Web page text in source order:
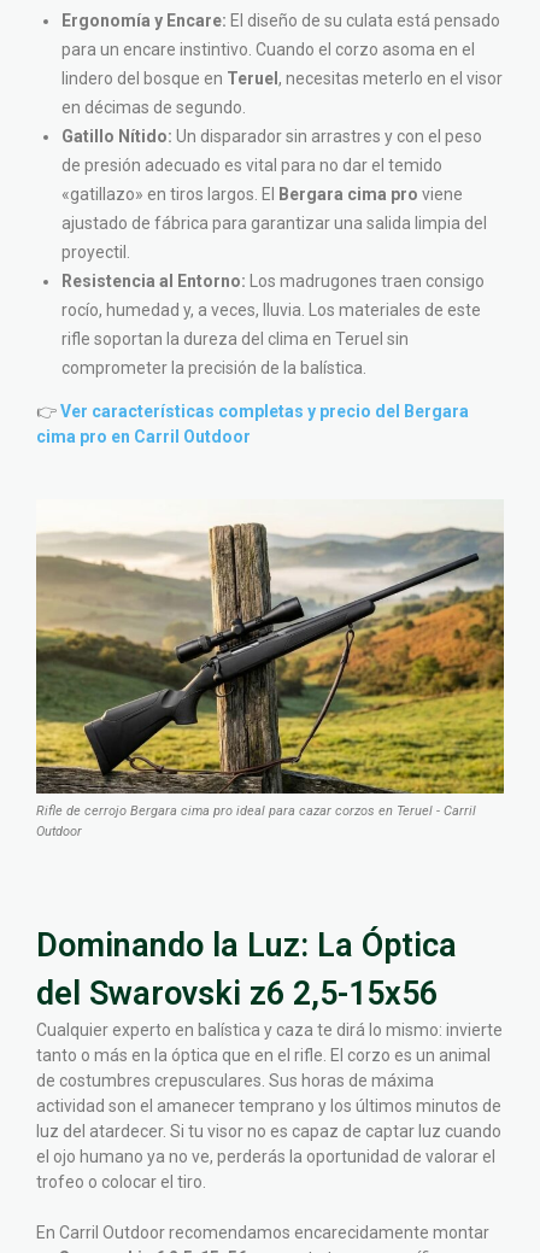
Ergonomía y Encare: El diseño de su culata está pensado
para un encare instintivo. Cuando el corzo asoma en el
lindero del bosque en Teruel , necesitas meterlo en el visor
en décimas de segundo.
Gatillo Nítido: Un disparador sin arrastres y con el peso
de presión adecuado es vital para no dar el temido
«gatillazo» en tiros largos. El
Bergara cima pro viene
ajustado de fábrica para garantizar una salida limpia del
proyectil.
Resistencia al Entorno: Los madrugones traen consigo
rocío, humedad y, a veces, lluvia. Los materiales de este
rifle soportan la dureza del clima en Teruel sin
comprometer la precisión de la balística.
👉Ver características completas y precio del Bergara
cima pro en Carril Outdoor
Rifle de cerrojo Bergara cima pro ideal para cazar corzos en Teruel - Carril
Outdoor
Dominando la Luz: La Óptica
del Swarovski z6 2,5-15x56
Cualquier experto en balística y caza te dirá lo mismo: invierte
tanto o más en la óptica que en el rifle. El corzo es un animal
de costumbres crepusculares. Sus horas de máxima
actividad son el amanecer temprano y los últimos minutos de
luz del atardecer. Si tu visor no es capaz de captar luz cuando
el ojo humano ya no ve, perderás la oportunidad de valorar el
trofeo o colocar el tiro.
En Carril Outdoor recomendamos encarecidamente montar